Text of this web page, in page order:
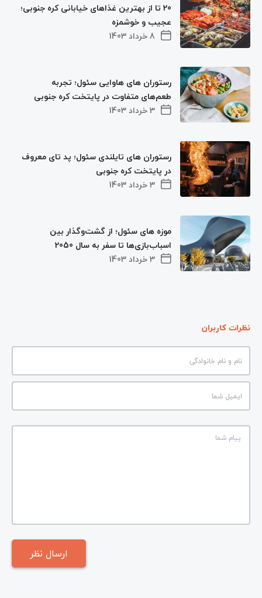
8 خرداد 1403
20 تا از بهترین غذاهای خیابانی کره جنوبی؛
عجیب و خوشمزه
3 خرداد 1403
رستوران های هاوایی سئول؛ تجربه
طعم‌های متفاوت در پایتخت کره جنوبی
3 خرداد 1403
رستوران های تایلندی سئول؛ پد تای معروف
در پایتخت کره جنوبی
3 خرداد 1403
موزه های سئول؛ از گشت‌وگذار بین
اسباب‌بازی‌ها تا سفر به سال 2050
نظرات کاربران